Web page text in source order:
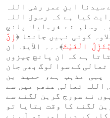
سیدنا ابنِ عمر رضی اللہ
کیا ہے کہ رسول اللہ
وسلم نے فرمایا: پانچ
کوئی نہیں جانتا ﴿ إِنَّ
الْغَيْثَ﴾۔۔۔ الآية. ان
ہے کہ ان پانچ چیزوں
تعالی کے سوا لوگ بھی جان
یہی مذہب ہے، حمید بن
اللہ تعالی عنھم میں سے
نے سورج گرہن لگنے سے
لگنے کا وقت بتایا تو
کر دیا اور تو آپ نے